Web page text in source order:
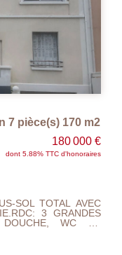
7 pièce(s) 170 m2
180 000 €
dont 5.88% TTC d'honoraires
SOL TOTAL AVEC
3 GRANDES
WC ET